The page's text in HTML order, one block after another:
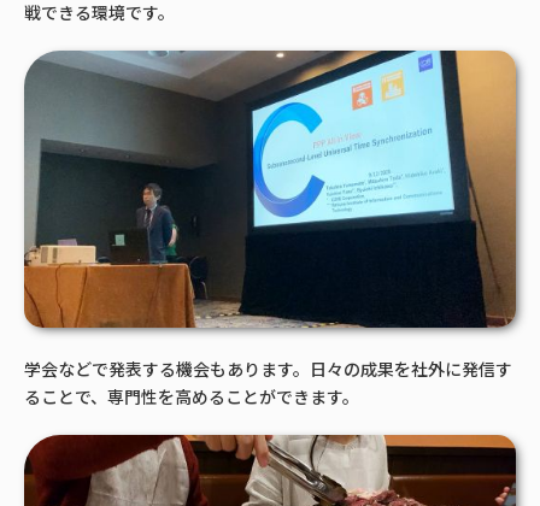
戦できる環境です。
学会などで発表する機会もあります。日々の成果を社外に発信す
ることで、専門性を高めることができます。